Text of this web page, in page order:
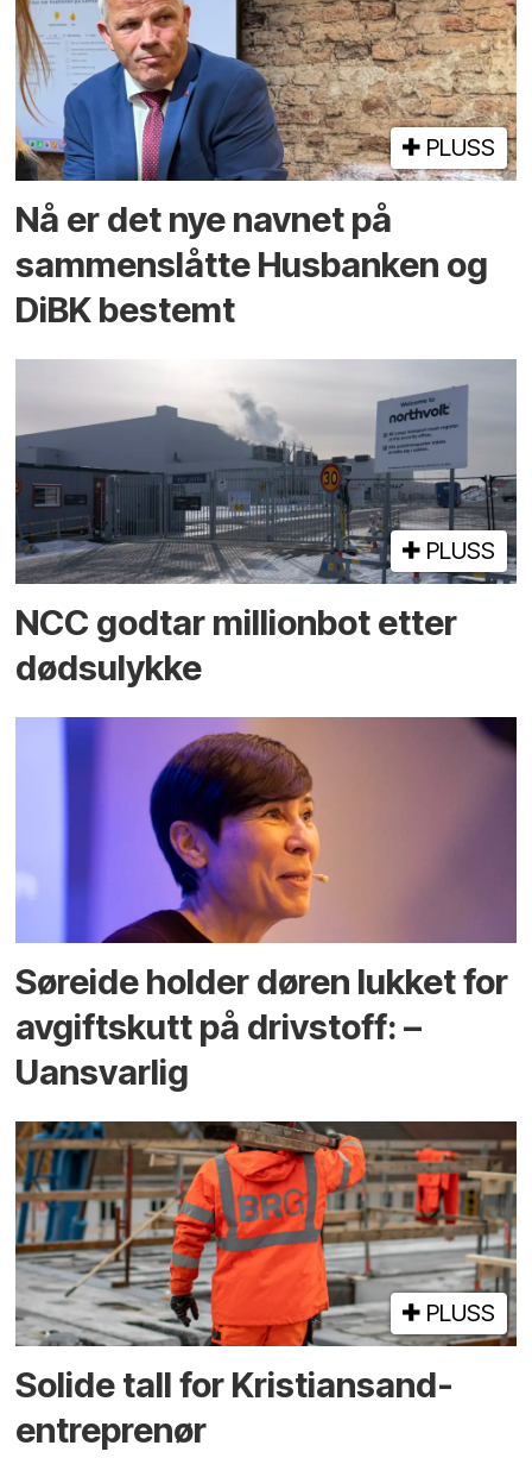
PLUSS
Nå er det nye navnet på
sammenslåtte Husbanken og
DiBK bestemt
PLUSS
NCC godtar millionbot etter
dødsulykke
Søreide holder døren lukket for
avgiftskutt på drivstoff: –
Uansvarlig
PLUSS
Solide tall for Kristiansand-
entreprenør